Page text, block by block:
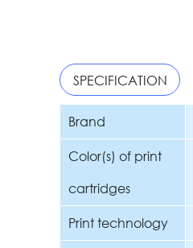
SPECIFICATION
Brand
Color(s) of print
cartridges
Print technology